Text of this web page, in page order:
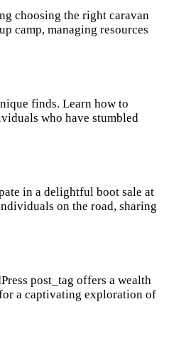
choosing the right caravan
camp, managing resources
finds. Learn how to
who have stumbled
in a delightful boot sale at
on the road, sharing
post_tag offers a wealth
a captivating exploration of